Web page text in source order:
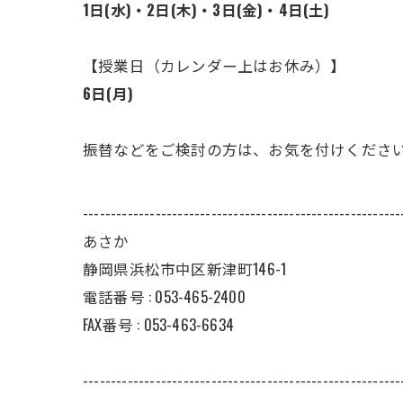
1日(水)・2日(木)・3日(金)・4日(土)
【授業日（カレンダー上はお休み）】
6日(月)
振替などをご検討の方は、お気を付けください
あさか
静岡県浜松市中区新津町146-1
電話番号 : 053-465-2400
FAX番号 : 053-463-6634